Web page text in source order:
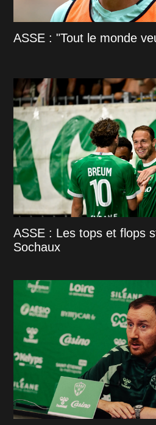
ASSE : "Tout le monde
ASSE : Les tops et flops
Sochaux